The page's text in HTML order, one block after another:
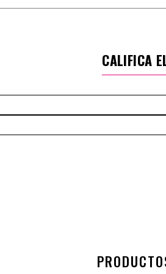
CALIFICA